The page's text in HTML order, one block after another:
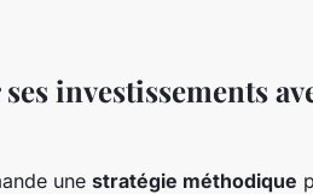
investissements
une stratégie méthodique